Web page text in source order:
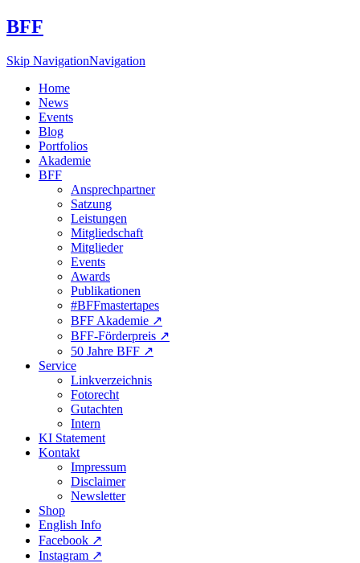
BFF
Skip NavigationNavigation
Home
News
Events
Blog
Portfolios
Akademie
BFF
Ansprechpartner
Satzung
Leistungen
Mitgliedschaft
Mitglieder
Events
Awards
Publikationen
#BFFmastertapes
BFF Akademie ↗︎
BFF-Förderpreis ↗︎
50 Jahre BFF ↗︎
Service
Linkverzeichnis
Fotorecht
Gutachten
Intern
KI Statement
Kontakt
Impressum
Disclaimer
Newsletter
Shop
English Info
Facebook ↗︎
Instagram ↗︎